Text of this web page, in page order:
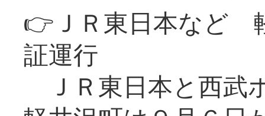
👉ＪＲ東日本など
証運行
ＪＲ東日本と西武